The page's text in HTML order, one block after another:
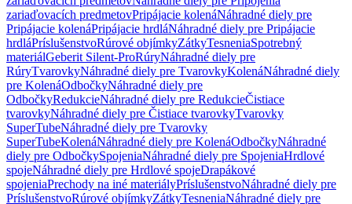
zariaďovacích predmetovPripájacie kolenáNáhradné diely pre
Pripájacie kolenáPripájacie hrdláNáhradné diely pre Pripájacie
hrdláPríslušenstvoRúrové objímkyZátkyTesneniaSpotrebný
materiálGeberit Silent-ProRúryNáhradné diely pre
RúryTvarovkyNáhradné diely pre TvarovkyKolenáNáhradné diely
pre KolenáOdbočkyNáhradné diely pre
OdbočkyRedukcieNáhradné diely pre RedukcieČistiace
tvarovkyNáhradné diely pre Čistiace tvarovkyTvarovky
SuperTubeNáhradné diely pre Tvarovky
SuperTubeKolenáNáhradné diely pre KolenáOdbočkyNáhradné
diely pre OdbočkySpojeniaNáhradné diely pre SpojeniaHrdlové
spojeNáhradné diely pre Hrdlové spojeDrapákové
spojeniaPrechody na iné materiályPríslušenstvoNáhradné diely pre
PríslušenstvoRúrové objímkyZátkyTesneniaNáhradné diely pre